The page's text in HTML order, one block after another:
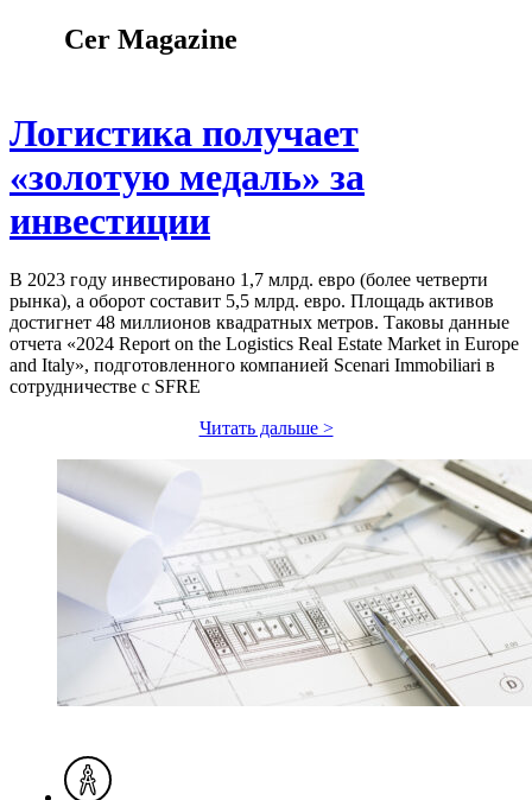
Cer Magazine
Логистика получает
«золотую медаль» за
инвестиции
В 2023 году инвестировано 1,7 млрд. евро (более четверти
рынка), а оборот составит 5,5 млрд. евро. Площадь активов
достигнет 48 миллионов квадратных метров. Таковы данные
отчета «2024 Report on the Logistics Real Estate Market in Europe
and Italy», подготовленного компанией Scenari Immobiliari в
сотрудничестве с SFRE
Читать дальше >